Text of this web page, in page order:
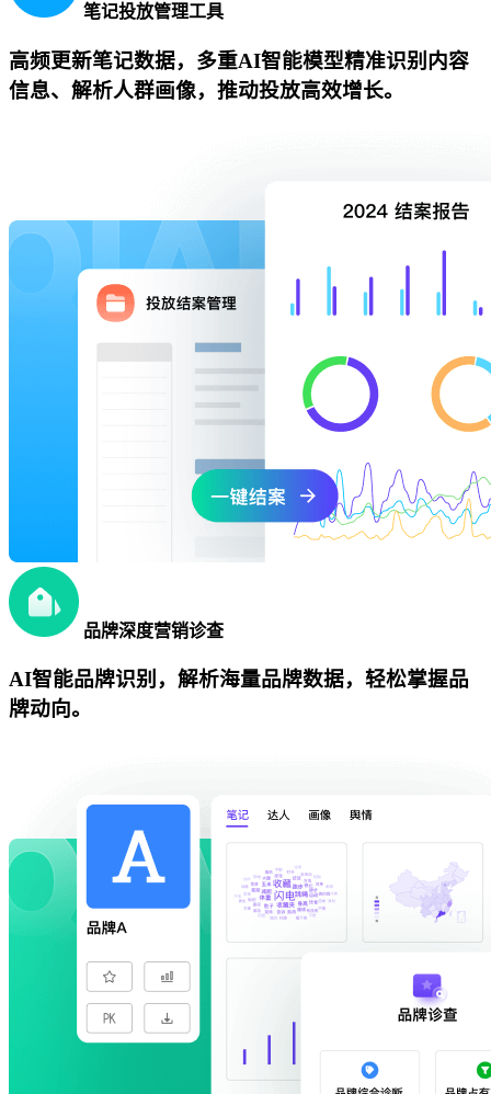
笔记投放管理工具
高频更新笔记数据，多重AI智能模型精准识别内容
信息、解析人群画像，推动投放高效增长。
品牌深度营销诊查
AI智能品牌识别，解析海量品牌数据，轻松掌握品
牌动向。